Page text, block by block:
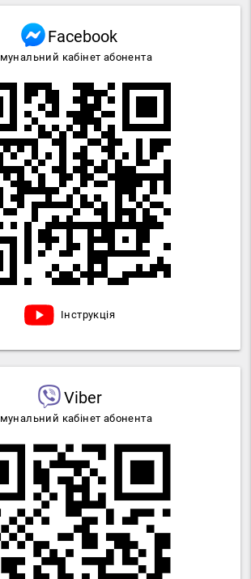
Facebook
кабінет абонента
Інструкція
Viber
кабінет абонента